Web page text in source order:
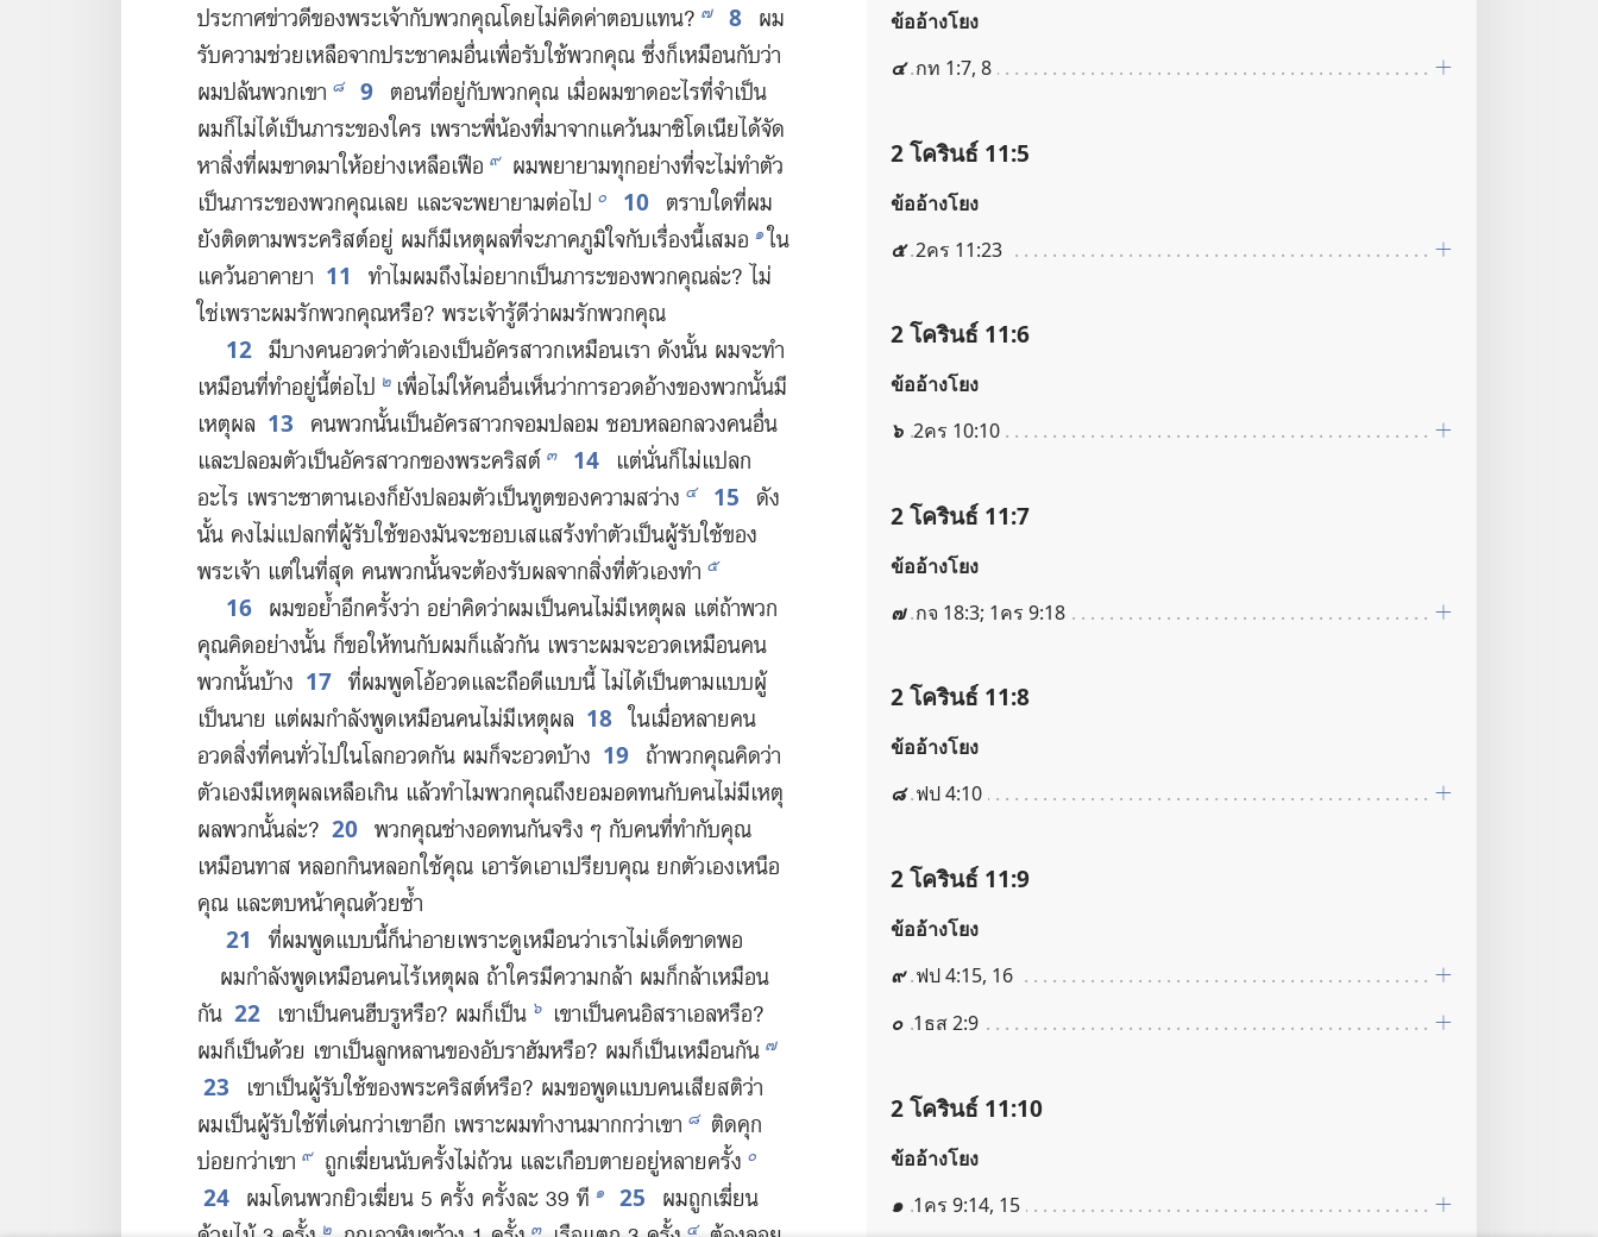
ประกาศ​ข่าว​ดี​ของ​พระเจ้า​กับ​พวก​คุณ​โดย​ไม่​คิด​ค่า​ตอบ​แทน? ๗ 8 ผม​
รับ​ความ​ช่วยเหลือ​จาก​ประชาคม​อื่น​เพื่อ​รับใช้​พวก​คุณ ซึ่ง​ก็​เหมือน​กับ​ว่า​
ผม​ปล้น​พวก​เขา ๘ 9 ตอน​ที่​อยู่​กับ​พวก​คุณ เมื่อ​ผม​ขาด​อะไร​ที่​จำเป็น
ผม​ก็​ไม่​ได้​เป็น​ภาระ​ของ​ใคร เพราะ​พี่​น้อง​ที่​มา​จาก​แคว้น​มาซิโดเนีย​ได้​จัด​
หา​สิ่ง​ที่​ผม​ขาด​มา​ให้​อย่าง​เหลือ​เฟือ ๙
ผม​พยายาม​ทุก​อย่าง​ที่​จะ​ไม่​ทำ​ตัว​
เป็น​ภาระ​ของ​พวก​คุณ​เลย และ​จะ​พยายาม​ต่อ​ไป ๐ 10 ตราบ​ใด​ที่​ผม​
ยัง​ติด​ตาม​พระ​คริสต์​อยู่ ผม​ก็​มี​เหตุ​ผล​ที่​จะ​ภาคภูมิ​ใจ​กับ​เรื่อง​นี้​เสมอ ๑ ใน​
แคว้น​อาคายา 11
ทำไม​ผม​ถึง​ไม่​อยาก​เป็น​ภาระ​ของ​พวก​คุณ​ล่ะ? ไม่​
ใช่​เพราะ​ผม​รัก​พวก​คุณ​หรือ? พระเจ้า​รู้​ดี​ว่า​ผม​รัก​พวก​คุณ
12 มี​บาง​คน​อวด​ว่า​ตัว​เอง​เป็น​อัครสาวก​เหมือน​เรา ดัง​นั้น ผม​จะ​ทำ​
เหมือน​ที่​ทำ​อยู่​นี้​ต่อ​ไป ๒ เพื่อ​ไม่​ให้​คน​อื่น​เห็น​ว่า​การ​อวด​อ้าง​ของ​พวก​นั้น​มี​
เหตุ​ผล 13
คน​พวก​นั้น​เป็น​อัครสาวก​จอม​ปลอม ชอบ​หลอก​ลวง​คน​อื่น
และ​ปลอม​ตัว​เป็น​อัครสาวก​ของ​พระ​คริสต์ ๓ 14
แต่​นั่น​ก็​ไม่​แปลก​
อะไร เพราะ​ซาตาน​เอง​ก็​ยัง​ปลอม​ตัว​เป็น​ทูต​ของ​ความ​สว่าง ๔ 15 ดัง​
นั้น คง​ไม่​แปลก​ที่​ผู้​รับใช้​ของ​มัน​จะ​ชอบ​เสแสร้ง​ทำ​ตัว​เป็น​ผู้​รับใช้​ของ​
พระเจ้า แต่​ใน​ที่​สุด คน​พวก​นั้น​จะ​ต้อง​รับ​ผล​จาก​สิ่ง​ที่​ตัว​เอง​ทำ ๕
16 ผม​ขอ​ย้ำ​อีก​ครั้ง​ว่า อย่า​คิด​ว่า​ผม​เป็น​คน​ไม่​มี​เหตุ​ผล แต่​ถ้า​พวก​
คุณ​คิด​อย่าง​นั้น ก็​ขอ​ให้​ทน​กับ​ผม​ก็​แล้ว​กัน เพราะ​ผม​จะ​อวด​เหมือน​คน​
พวก​นั้น​บ้าง 17 ที่​ผม​พูด​โอ้อวด​และ​ถือ​ดี​แบบ​นี้ ไม่​ได้​เป็น​ตาม​แบบ​ผู้​
เป็น​นาย แต่​ผม​กำลัง​พูด​เหมือน​คน​ไม่​มี​เหตุ​ผล 18 ใน​เมื่อ​หลาย​คน​
อวด​สิ่ง​ที่​คน​ทั่ว​ไป​ใน​โลก​อวด​กัน ผม​ก็​จะ​อวด​บ้าง 19 ถ้า​พวก​คุณ​คิด​ว่า​
ตัว​เอง​มี​เหตุ​ผล​เหลือ​เกิน แล้ว​ทำไม​พวก​คุณ​ถึง​ยอม​อด​ทน​กับ​คน​ไม่​มี​เหตุ​
ผล​พวก​นั้น​ล่ะ? 20 พวก​คุณ​ช่าง​อด​ทน​กัน​จริง ๆ กับ​คน​ที่​ทำ​กับ​คุณ​
เหมือน​ทาส หลอก​กิน​หลอก​ใช้​คุณ เอา​รัด​เอา​เปรียบ​คุณ ยก​ตัว​เอง​เหนือ​
คุณ และ​ตบ​หน้า​คุณ​ด้วย​ซ้ำ
21
ที่​ผม​พูด​แบบ​นี้​ก็​น่า​อาย​เพราะ​ดู​เหมือน​ว่า​เรา​ไม่​เด็ดขาด​พอ
ผม​กำลัง​พูด​เหมือน​คน​ไร้​เหตุ​ผล ถ้า​ใคร​มี​ความ​กล้า ผม​ก็​กล้า​เหมือน​
กัน 22 เขา​เป็น​คน​ฮีบรู​หรือ? ผม​ก็​เป็น ๖
เขา​เป็น​คน​อิสราเอล​หรือ?
ผม​ก็​เป็น​ด้วย เขา​เป็น​ลูก​หลาน​ของ​อับราฮัม​หรือ? ผม​ก็​เป็น​เหมือน​กัน ๗
23
เขา​เป็น​ผู้​รับใช้​ของ​พระ​คริสต์​หรือ? ผม​ขอ​พูด​แบบ​คน​เสีย​สติ​ว่า
ผม​เป็น​ผู้​รับใช้​ที่​เด่น​กว่า​เขา​อีก เพราะ​ผม​ทำ​งาน​มาก​กว่า​เขา ๘
ติด​คุก​
บ่อย​กว่า​เขา ๙ ถูก​เฆี่ยน​นับ​ครั้ง​ไม่​ถ้วน และ​เกือบ​ตาย​อยู่​หลาย​ครั้ง ๐
24 ผม​โดน​พวก​ยิว​เฆี่ยน 5 ครั้ง ครั้งละ 39 ที ๑ 25
ผม​ถูก​เฆี่ยน​
๒ ๓ ๔
ข้ออ้างโยง
๔ กท 1:7, 8
2 โครินธ์ 11:5
ข้ออ้างโยง
๕ 2คร 11:23
2 โครินธ์ 11:6
ข้ออ้างโยง
๖ 2คร 10:10
2 โครินธ์ 11:7
ข้ออ้างโยง
๗ กจ 18:3; 1คร 9:18
2 โครินธ์ 11:8
ข้ออ้างโยง
๘ ฟป 4:10
2 โครินธ์ 11:9
ข้ออ้างโยง
๙ ฟป 4:15, 16
๐ 1ธส 2:9
2 โครินธ์ 11:10
ข้ออ้างโยง
๑ 1คร 9:14, 15